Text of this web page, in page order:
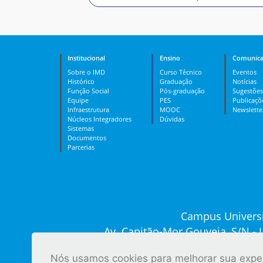
Nós usamos cookies para melhorar sua
Institucional
Sobre o IMD
Histórico
Função Social
Equipe
Infraestrutura
Núcleos Integradores
Sistemas
Documentos
Parcerias
Ensino
Curso Técnico
Graduação
Pós-graduação
PES
MOOC
Dúvidas
Eventos
Notícias
Campus
Av. Capitão-Mor Gouveia, S/N -